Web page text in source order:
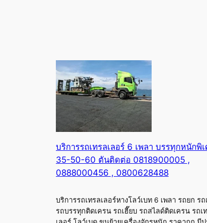
บริการรถเทรลเลอร์ 6 เพลา บรรทุกหนักพิ
35-50-60 ตันติดต่อ 0818900005 ,
0888000456 , 0800628488
บริการรถเทรลเลอร์หางโลว์เบท 6 เพลา รถยก ร
รถบรรทุกติดเครน รถเฮี๊ยบ รถสไลด์ติดเครน รถเ